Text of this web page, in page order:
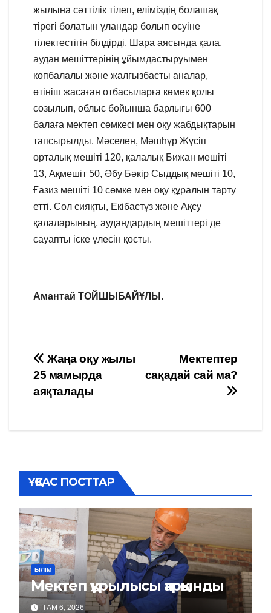
жылына сәттілік тілеп, еліміздің болашақ
тірегі болатын ұландар болып өсуіне
тілектестігін білдірді. Шара аясында қала,
аудан мешіттерінің ұйымдастыруымен
көпбалалы және жалғызбасты аналар,
өтініш жасаған отбасыларға көмек қолы
созылып, облыс бойынша барлығы 600
балаға мектеп сөмкесі мен оқу жабдықтарын
тапсырылды. Мәселен, Мәшһүр Жүсіп
орталық мешіті 120, қалалық Бижан мешіті
13, Ақмешіт 50, Әбу Бәкір Сыддық мешіті 10,
Ғазиз мешіті 10 сөмке мен оқу құралын тарту
етті. Сол сияқты, Екібастұз және Ақсу
қалаларының, аудандардың мешіттері де
сауапты іске үлесін қосты.
Амантай ТОЙШЫБАЙҰЛЫ.
Навигация
по
Мектептер
сақадай сай ма?
Жаңа оқу жылы
25 мамырда
аяқталады
ҰҚСАС ПОСТТАР
БІЛІМ
Мектеп құрылысы қарқынды
ТАМ 6, 2026